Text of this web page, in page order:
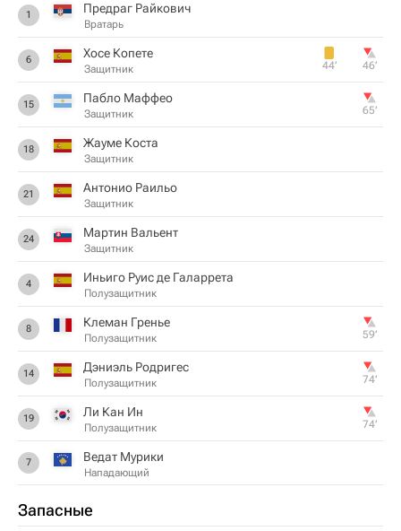
1 Предраг Райкович
Вратарь
6 Хосе Копете
Защитник 44‎’‎ 46‎’‎
15 Пабло Маффео
Защитник 65‎’‎
18 Жауме Коста
Защитник
21 Антонио Раильо
Защитник
24 Мартин Вальент
Защитник
4 Иньиго Руис де Галаррета
Полузащитник
8 Клеман Гренье
Полузащитник 59‎’‎
14 Дэниэль Родригес
Полузащитник 74‎’‎
19 Ли Кан Ин
Полузащитник 74‎’‎
7 Ведат Мурики
Нападающий
Запасные